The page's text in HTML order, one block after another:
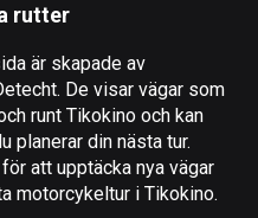
rutter
är skapade av
De visar vägar som
runt Tikokino och kan
planerar din nästa tur.
att upptäcka nya vägar
motorcykeltur i Tikokino.